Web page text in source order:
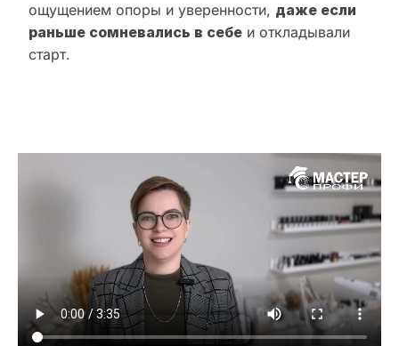
ощущением опоры и уверенности, даже если
раньше сомневались в себе и откладывали
старт.